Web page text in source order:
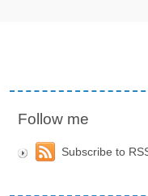
Follow me
Subscribe to